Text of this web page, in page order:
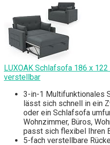
LUXOAK Schlafsofa 186 x
verstellbar
3-in-1 Multifunktionales
lässt sich schnell in ein
oder ein Schlafsofa
Wohnzimmer, Büros,
passt sich flexibel Ihren
5-fach verstellbare